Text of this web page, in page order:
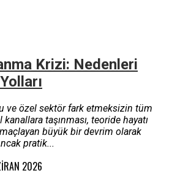
Krizi: Nedenleri
ve özel sektör fark etmeksizin tüm
taşınması, teoride hayatı
büyük bir devrim olarak
pratik...
2026